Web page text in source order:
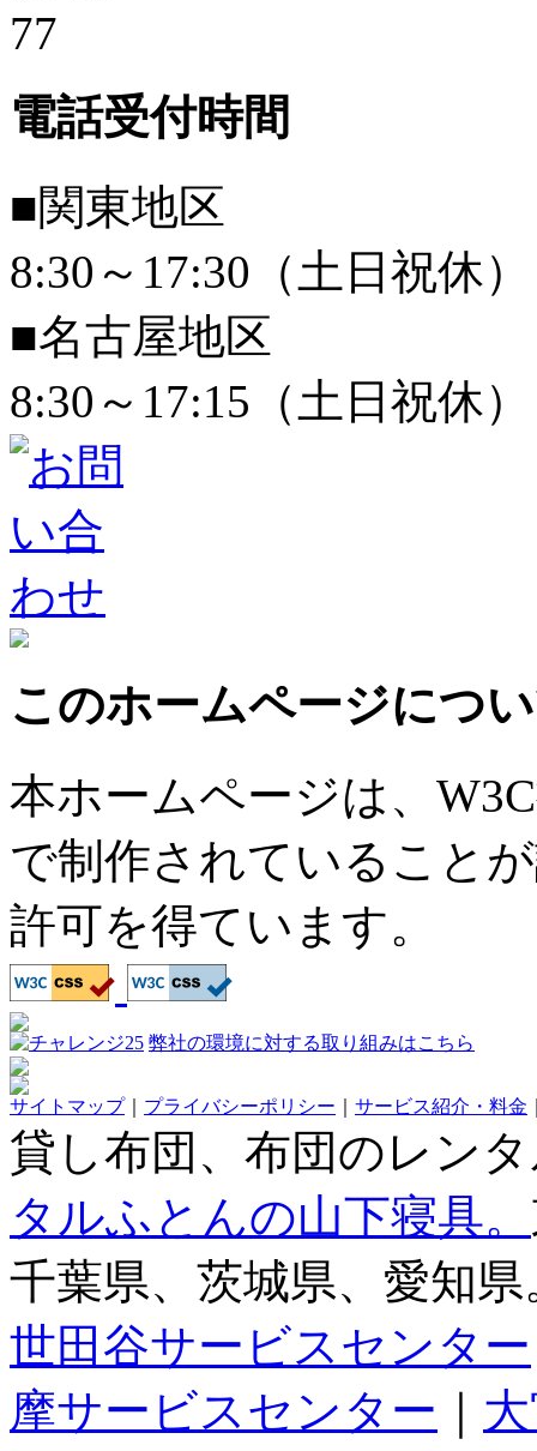
電話受付時間
■関東地区
8:30～17:30（土日祝休）
■名古屋地区
8:30～17:15（土日祝休）
このホームページにつ
本ホームページは、
で制作されていること
許可を得ています。
弊社の環境に対する取り組みはこちら
サイトマップ｜ プライバシーポリシー サービス紹介・料金
貸し布団、布団のレン
タルふとんの山下寝具。
千葉県、茨城県、愛知県
世田谷サービスセンター
摩サービスセンター